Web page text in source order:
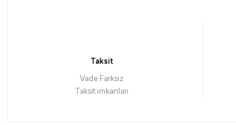
Taksit
Vade Farksız
Taksit imkanları